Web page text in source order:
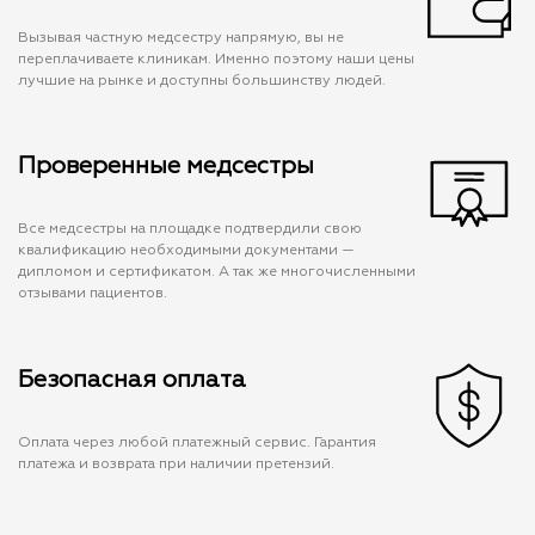
Вызывая частную медсестру напрямую, вы не
переплачиваете клиникам. Именно поэтому наши цены
лучшие на рынке и доступны большинству людей.
Проверенные медсестры
Все медсестры на площадке подтвердили свою
квалификацию необходимыми документами —
дипломом и сертификатом. А так же многочисленными
отзывами пациентов.
Безопасная оплата
Оплата через любой платежный сервис. Гарантия
платежа и возврата при наличии претензий.